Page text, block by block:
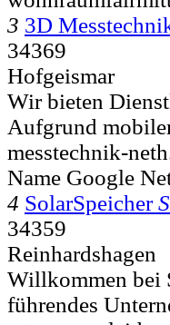
3 3D
34369
Hofgeismar
Wir bieten
Aufgrund
messtechnik-
Name Google
4 SolarSpeicher
34359
Reinhardshagen
Willkommen bei
führendes